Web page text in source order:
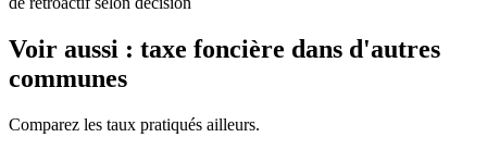
Voir aussi : taxe foncière dans d'autres
communes
Comparez les taux pratiqués ailleurs.